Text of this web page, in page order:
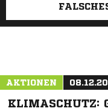
AKTIONEN
KLIMASCHUTZ: